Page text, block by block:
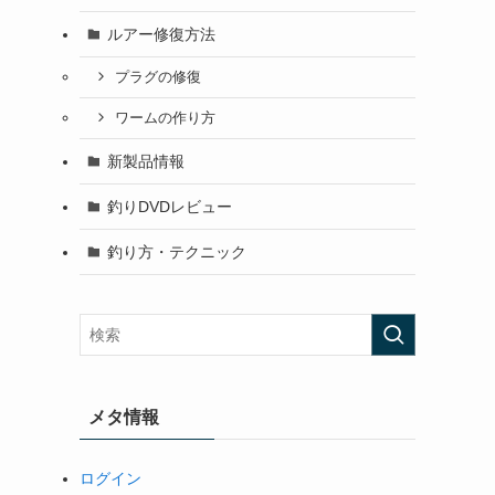
ルアー修復方法
プラグの修復
ワームの作り方
新製品情報
釣りDVDレビュー
釣り方・テクニック
メタ情報
ログイン